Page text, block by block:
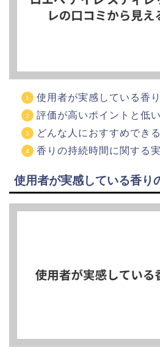
使用者が実感している香
評価が高いポイントと低
どんな人におすすめでき
香りの持続時間に関する
使用者が実感している香り